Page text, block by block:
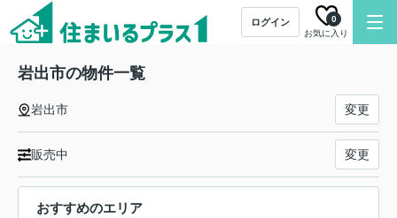
ログイン
お気に入り
0
岩出市の物件一覧
岩出市 変更
販売中 変更
おすすめのエリア